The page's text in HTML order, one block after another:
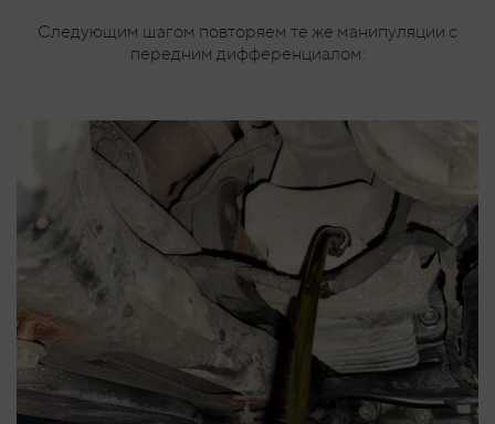
Следующим шагом повторяем те же манипуляции с
передним дифференциалом: